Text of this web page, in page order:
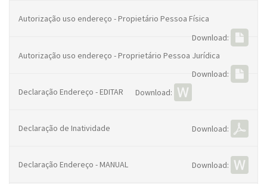
Autorização uso endereço - Propietário Pessoa Física
Download:
Autorização uso endereço - Proprietário Pessoa Jurídica
Download:
Declaração Endereço - EDITAR
Download:
Declaração de Inatividade Download:
Declaração Endereço - MANUAL Download: